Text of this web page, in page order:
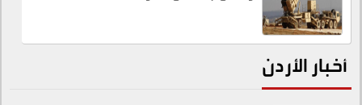
أخبار الأردن